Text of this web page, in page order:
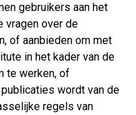
gebruikers aan het
vragen over de
of aanbieden om met
in het kader van de
te werken, of
wordt van de
regels van